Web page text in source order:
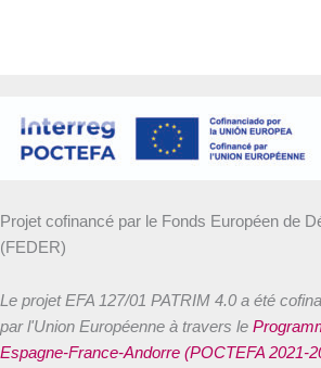
Projet cofinancé par le Fonds Européen de
(FEDER)
Le projet EFA 127/01 PATRIM 4.0 a été
par l'Union Européenne à travers le
Espagne-France-Andorre (POCTEFA 2021-